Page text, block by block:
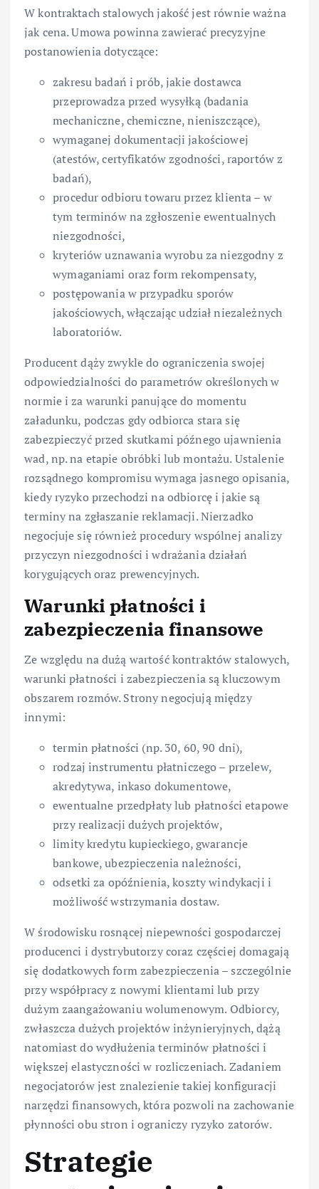
W kontraktach stalowych jakość jest równie ważna
jak cena. Umowa powinna zawierać precyzyjne
postanowienia dotyczące:
zakresu badań i prób, jakie dostawca
przeprowadza przed wysyłką (badania
mechaniczne, chemiczne, nieniszczące),
wymaganej dokumentacji jakościowej
(atestów, certyfikatów zgodności, raportów z
badań),
procedur odbioru towaru przez klienta – w
tym terminów na zgłoszenie ewentualnych
niezgodności,
kryteriów uznawania wyrobu za niezgodny z
wymaganiami oraz form rekompensaty,
postępowania w przypadku sporów
jakościowych, włączając udział niezależnych
laboratoriów.
Producent dąży zwykle do ograniczenia swojej
odpowiedzialności do parametrów określonych w
normie i za warunki panujące do momentu
załadunku, podczas gdy odbiorca stara się
zabezpieczyć przed skutkami późnego ujawnienia
wad, np. na etapie obróbki lub montażu. Ustalenie
rozsądnego kompromisu wymaga jasnego opisania,
kiedy ryzyko przechodzi na odbiorcę i jakie są
terminy na zgłaszanie reklamacji. Nierzadko
negocjuje się również procedury wspólnej analizy
przyczyn niezgodności i wdrażania działań
korygujących oraz prewencyjnych.
Warunki płatności i
zabezpieczenia finansowe
Ze względu na dużą wartość kontraktów stalowych,
warunki płatności i zabezpieczenia są kluczowym
obszarem rozmów. Strony negocjują między
innymi:
termin płatności (np. 30, 60, 90 dni),
rodzaj instrumentu płatniczego – przelew,
akredytywa, inkaso dokumentowe,
ewentualne przedpłaty lub płatności etapowe
przy realizacji dużych projektów,
limity kredytu kupieckiego, gwarancje
bankowe, ubezpieczenia należności,
odsetki za opóźnienia, koszty windykacji i
możliwość wstrzymania dostaw.
W środowisku rosnącej niepewności gospodarczej
producenci i dystrybutorzy coraz częściej domagają
się dodatkowych form zabezpieczenia – szczególnie
przy współpracy z nowymi klientami lub przy
dużym zaangażowaniu wolumenowym. Odbiorcy,
zwłaszcza dużych projektów inżynieryjnych, dążą
natomiast do wydłużenia terminów płatności i
większej elastyczności w rozliczeniach. Zadaniem
negocjatorów jest znalezienie takiej konfiguracji
narzędzi finansowych, która pozwoli na zachowanie
płynności obu stron i ograniczy ryzyko zatorów.
Strategie